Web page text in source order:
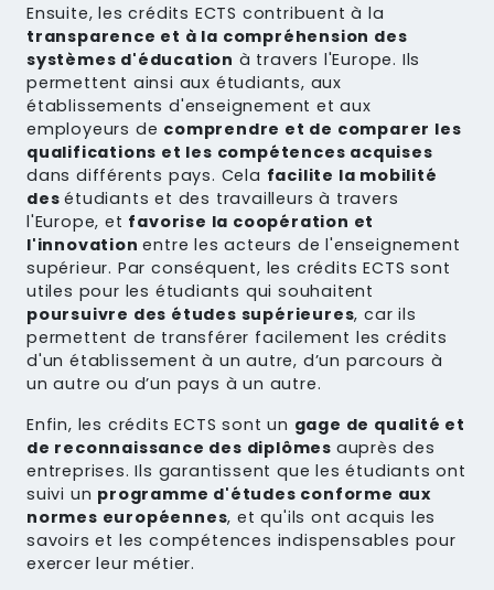
Ensuite, les crédits ECTS contribuent à la
transparence et à la compréhension des
systèmes d'éducation à travers l'Europe. Ils
permettent ainsi aux étudiants, aux
établissements d'enseignement et aux
employeurs de comprendre et de comparer les
qualifications et les compétences acquises
dans différents pays. Cela facilite la mobilité
desétudiants et des travailleurs à travers
l'Europe, et favorise la coopération et
l'innovationentre les acteurs de l'enseignement
supérieur. Par conséquent, les crédits ECTS sont
utiles pour les étudiants qui souhaitent
poursuivre des études supérieures, car ils
permettent de transférer facilement les crédits
d'un établissement à un autre, d’un parcours à
un autre ou d’un pays à un autre.
Enfin, les crédits ECTS sont un gage de qualité et
de reconnaissance des diplômes auprès des
entreprises. Ils garantissent que les étudiants ont
suivi un programme d'études conforme aux
normes européennes, et qu'ils ont acquis les
savoirs et les compétences indispensables pour
exercer leur métier.